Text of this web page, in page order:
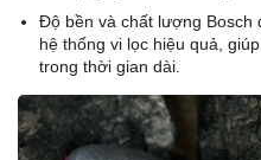
Độ bền và chất lượng Bosch
hệ thống vi lọc hiệu quả,
trong thời gian dài.